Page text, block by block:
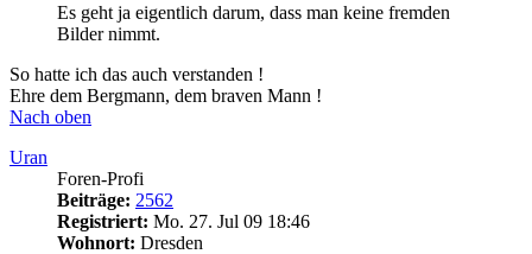
Es geht ja eigentlich darum, dass man keine fremden
Bilder nimmt.
So hatte ich das auch verstanden !
Ehre dem Bergmann, dem braven Mann !
Nach oben
Uran
Foren-Profi
Beiträge: 2562
Registriert: Mo. 27. Jul 09 18:46
Wohnort: Dresden